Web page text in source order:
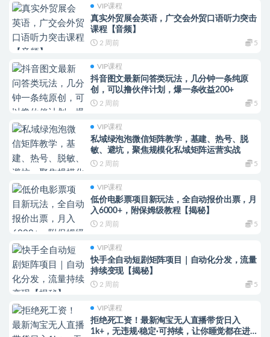
VIP课程
真实外贸展会英语，广交会外贸口语听力突击
课程【音频】
2 周前 5
VIP课程
抖音图文最新问答类玩法，几分钟一条纯原
创，可以撸伙伴计划，爆一条收益200+
2 周前 5
VIP课程
私域绿泡泡微信矩阵教学，基建、热号、脱
敏、避坑，聚焦规模化私域矩阵运营实战
2 周前 5
VIP课程
低价电影票项目新玩法，全自动报价出票，月
入6000+，附保姆级教程【揭秘】
2 周前 5
VIP课程
快手全自动短剧矩阵项目｜自动化分发，流量
持续变现【揭秘】
2 周前 5
VIP课程
拒绝死工资！最新淘宝无人直播带货日入
1k+，无违规·稳定·可持续，让你睡觉都在进